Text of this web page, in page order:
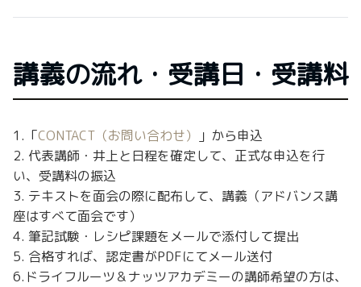
講義の流れ・受講日・受講料
1.「CONTACT（お問い合わせ）
」から申込
2. 代表講師・井上と日程を確定して、正式な申込を行
い、受講料の振込
3. テキストを面会の際に配布して、講義（アドバンス講
座はすべて面会です）
4. 筆記試験・レシピ課題をメールで添付して提出
5. 合格すれば、認定書がPDFにてメール送付
6.ドライフルーツ＆ナッツアカデミーの講師希望の方は、